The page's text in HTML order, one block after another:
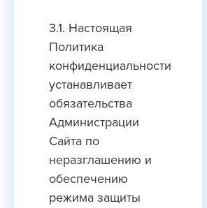
3.1. Настоящая
Политика
конфиденциальности
устанавливает
обязательства
Администрации
Сайта по
неразглашению и
обеспечению
режима защиты